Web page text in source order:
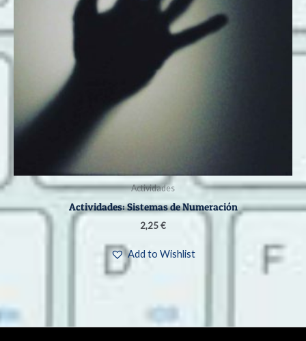
Actividades
Actividades: Sistemas de Numeración
2,25€
Add to Wishlist